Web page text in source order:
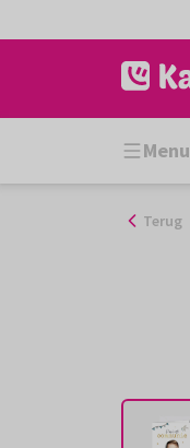
naar
Menu
Terug